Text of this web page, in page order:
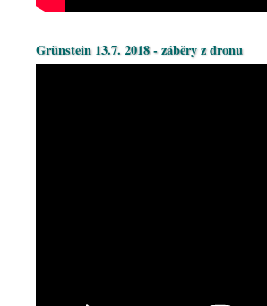
Grünstein 13.7. 2018 - záběry z dronu